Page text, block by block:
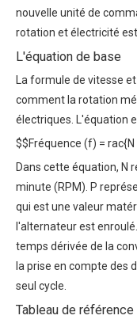
nouvelle unité de
rotation et électricité est
L'équation de base
La formule de vitesse
comment la rotation
électriques. L'équation
$$Fréquence (f) =
Dans cette équation, N
minute (RPM). P
qui est une valeur
l'alternateur est
temps dérivée de la
la prise en compte des
seul cycle.
Tableau de